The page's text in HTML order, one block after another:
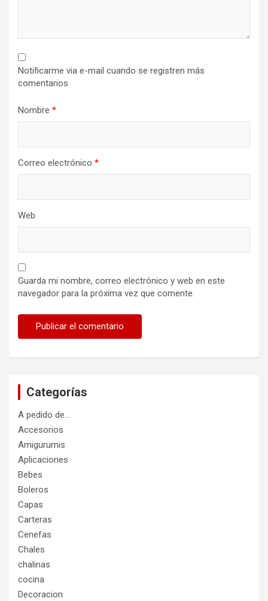
Notificarme via e-mail cuando se registren más
comentarios
Nombre *
Correo electrónico *
Web
Guarda mi nombre, correo electrónico y web en este
navegador para la próxima vez que comente.
Categorías
A pedido de…
Accesorios
Amigurumis
Aplicaciones
Bebes
Boleros
Capas
Carteras
Cenefas
Chales
chalinas
cocina
Decoracion